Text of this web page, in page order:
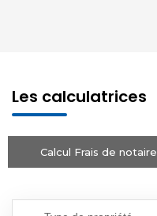
Les calculatrices
Calcul Frais de notaire